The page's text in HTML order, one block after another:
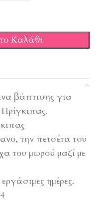
Καλάθι
βάπτισης για
την πετσέτα του
του μωρού μαζί με
ημέρες.